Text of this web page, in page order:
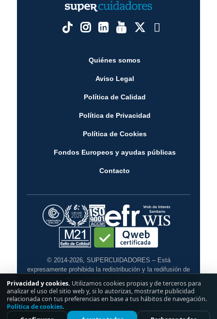
Privacidad y cookies. Utilizamos cookies propias y de terceros para
analizar el uso del sitio web y, si lo autorizas, mostrarte publicidad
relacionada con tus preferencias en base a tus hábitos de navegación.
Política de cookies.
Quiénes somos
Aviso Legal
Política de Calidad
Política de Privacidad
Política de Cookies
Fondos Europeos y ayudas públicas
Contacto
© 2014-2026, SUPERCUIDADORES – Está
expresamente prohibida la redistribución y la redifusión de
sin su previo y expreso consentimiento escrito.